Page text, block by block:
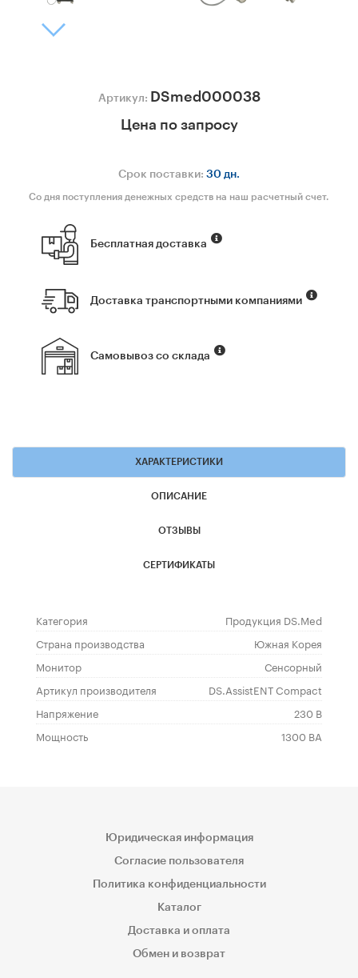
Артикул: DSmed000038
Цена по запросу
Срок поставки: 30 дн.
Со дня поступления денежных средств на наш расчетный счет.
Бесплатная доставка
Доставка транспортными компаниями
Самовывоз со склада
ХАРАКТЕРИСТИКИ
ОПИСАНИЕ
ОТЗЫВЫ
СЕРТИФИКАТЫ
Категория
Продукция DS.Med
Страна производства
Южная Корея
Монитор
Сенсорный
Артикул производителя
DS.AssistENT Compact
Напряжение
230 В
Мощность
1300 ВА
Юридическая информация
Согласие пользователя
Политика конфиденциальности
Каталог
Доставка и оплата
Обмен и возврат